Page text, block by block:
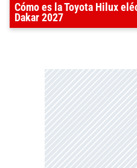
Cómo es la Toyota Hilux
Dakar 2027